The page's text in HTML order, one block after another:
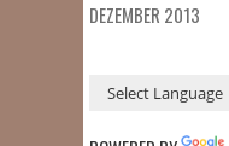
DEZEMBER 2013